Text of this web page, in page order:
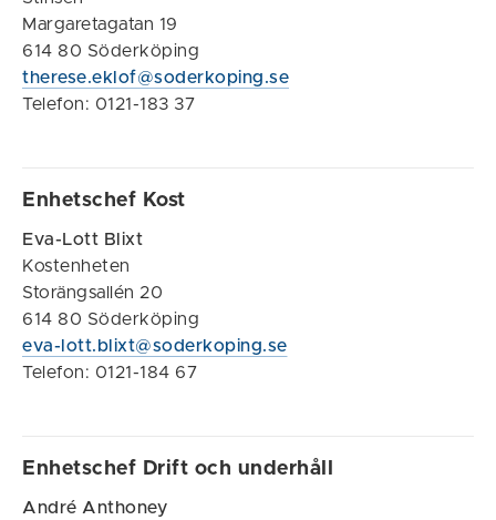
Margaretagatan 19
614 80 Söderköping
therese.eklof@soderkoping.se
Telefon: 0121-183 37
Enhetschef Kost
Eva-Lott Blixt
Kostenheten
Storängsallén 20
614 80 Söderköping
eva-lott.blixt@soderkoping.se
Telefon: 0121-184 67
Enhetschef Drift och underhåll
André Anthoney